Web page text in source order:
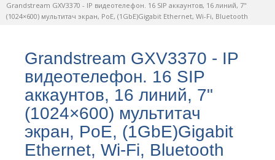
Grandstream GXV3370 - IP видеотелефон. 16 SIP аккаунтов, 16 линий, 7"
(1024×600) мультитач экран, PoE, (1GbE)Gigabit Ethernet, Wi-Fi, Bluetooth
Grandstream GXV3370 - IP
видеотелефон. 16 SIP
аккаунтов, 16 линий, 7"
(1024×600) мультитач
экран, PoE, (1GbE)Gigabit
Ethernet, Wi-Fi, Bluetooth